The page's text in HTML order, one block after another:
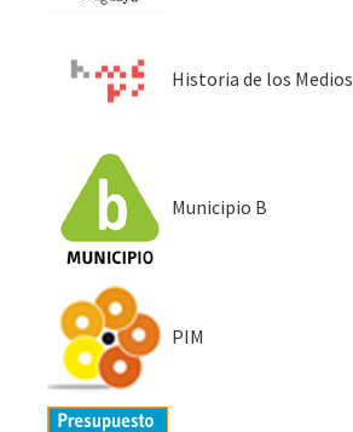
Historia de los Medios
Municipio B
PIM